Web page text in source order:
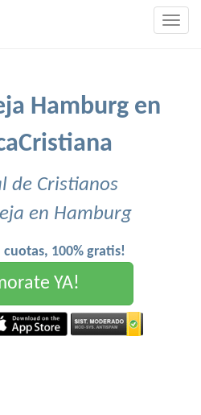
Hamburg en
de Cristianos
en Hamburg
cuotas, 100% gratis!
YA!